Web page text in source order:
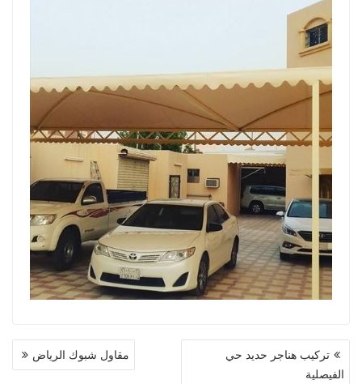
تصفّح
المقالات
تركيب هناجر حديد حي
الفيصلية
مقاول شبوك الرياض